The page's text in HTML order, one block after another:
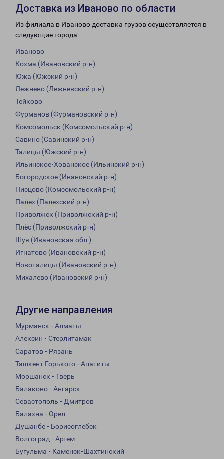
Доставка из Иваново по области
Из филиала в Иваново доставка грузов осуществляется в
следующие города:
Иваново
Кохма (Ивановский р-н)
Южа (Южский р-н)
Лежнево (Лежневский р-н)
Тейково
Фурманов (Фурмановский р-н)
Комсомольск (Комсомольский р-н)
Савино (Савинский р-н)
Талицы (Южский р-н)
Ильинское-Хованское (Ильинский р-н)
Богородское (Ивановский р-н)
Писцово (Комсомольский р-н)
Палех (Палехский р-н)
Приволжск (Приволжский р-н)
Плёс (Приволжский р-н)
Шуя (Ивановская обл.)
Игнатово (Ивановский р-н)
Новоталицы (Ивановский р-н)
Михалево (Ивановский р-н)
Другие направления
Мурманск - Алматы
Алексин - Стерлитамак
Саратов - Рязань
Ташкент Горького - Апатиты
Моршанск - Тверь
Балаково - Ангарск
Севастополь - Дмитров
Балахна - Орел
Душанбе - Борисоглебск
Волгоград - Артем
Бугульма - Каменск-Шахтинский